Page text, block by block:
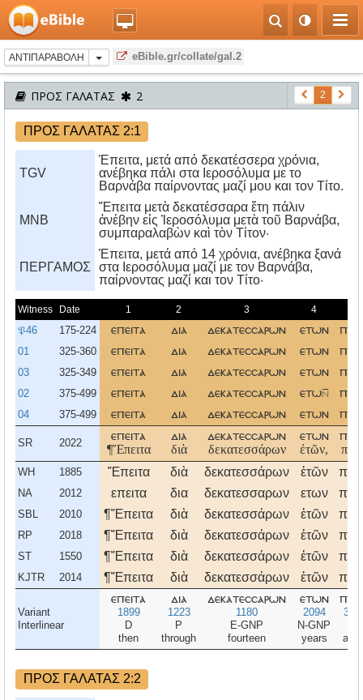
ΑΝΤΙΠΑΡΑΒΟΛΗ eBible.gr/collate/gal.2
ΠΡΟΣ ΓΑΛΑΤΑΣ 2 2
ΠΡΟΣ ΓΑΛΑΤΑΣ 2:1
TGV
Έπειτα, μετά από δεκατέσσερα χρόνια,
ανέβηκα πάλι στα Ιεροσόλυμα με το
Βαρνάβα παίρνοντας μαζί μου και τον Τίτο.
MNB
Ἔπειτα μετὰ δεκατέσσαρα ἔτη πάλιν
ἀνέβην εἰς Ἱεροσόλυμα μετὰ τοῦ Βαρνάβα,
συμπαραλαβὼν καὶ τὸν Τίτον·
ΠΕΡΓΑΜΟΣ
Έπειτα, μετά από 14 χρόνια, ανέβηκα ξανά
στα Iεροσόλυμα μαζί με τον Bαρνάβα,
παίρνοντας μαζί και τον Tίτο·
Witness Date 1 2 3 4
𝔓46 175-224 επειτα δια δεκατεσσαρων ετων
01 325-360 επειτα δια δεκατεσσαρων ετων
03 325-349 επειτα δια δεκατεσσαρων ετων
02 375-499 επειτα δια δεκατεσσαρων ετω
04 375-499 επειτα δια δεκατεσσαρων ετων
SR 2022
επειτα
¶Ἔπειτα
δια
διὰ
δεκατεσσαρων
δεκατεσσάρων
ετων
ἐτῶν,
WH 1885 Ἔπειτα διὰ δεκατεσσάρων ἐτῶν
NA 2012 επειτα δια δεκατεσσαρων ετων
SBL 2010 ¶Ἔπειτα διὰ δεκατεσσάρων ἐτῶν
RP 2018 ¶Ἔπειτα διὰ δεκατεσσάρων ἐτῶν
ST 1550 ¶Ἔπειτα διὰ δεκατεσσάρων ἐτῶν
KJTR 2014 ¶Ἔπειτα διὰ δεκατεσσάρων ἐτῶν
Variant
Interlinear
επειτα
1899
D
then
δια
1223
P
through
δεκατεσσαρων
1180
E-GNP
fourteen
ετων
2094
N-GNP
years
ΠΡΟΣ ΓΑΛΑΤΑΣ 2:2